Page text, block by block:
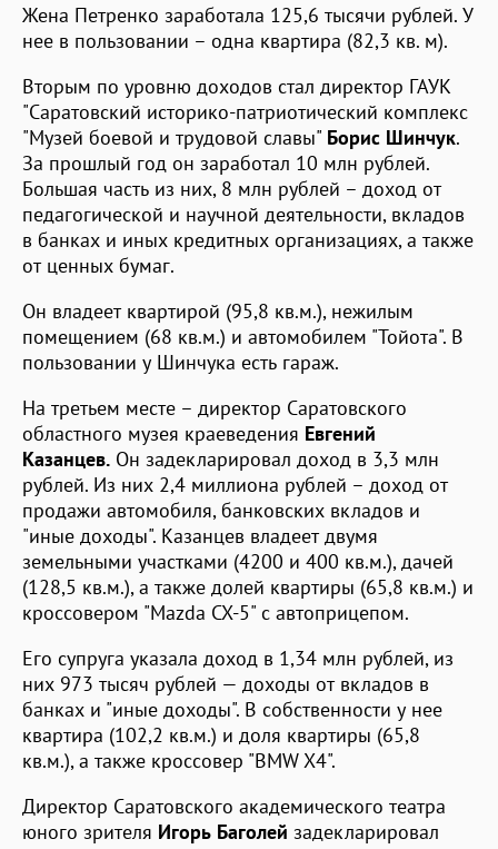
Жена Петренко заработала 125,6 тысячи рублей. У
нее в пользовании – одна квартира (82,3 кв. м).
Вторым по уровню доходов стал директор ГАУК
"Саратовский историко-патриотический комплекс
"Музей боевой и трудовой славы" Борис Шинчук.
За прошлый год он заработал 10 млн рублей.
Большая часть из них, 8 млн рублей – доход от
педагогической и научной деятельности, вкладов
в банках и иных кредитных организациях, а также
от ценных бумаг.
Он владеет квартирой (95,8 кв.м.), нежилым
помещением (68 кв.м.) и автомобилем "Тойота". В
пользовании у Шинчука есть гараж.
На третьем месте – директор Саратовского
областного музея краеведения Евгений
Казанцев. Он задекларировал доход в 3,3 млн
рублей. Из них 2,4 миллиона рублей – доход от
продажи автомобиля, банковских вкладов и
"иные доходы". Казанцев владеет двумя
земельными участками (4200 и 400 кв.м.), дачей
(128,5 кв.м.), а также долей квартиры (65,8 кв.м.) и
кроссовером "Mazda CX-5" с автоприцепом.
Его супруга указала доход в 1,34 млн рублей, из
них 973 тысяч рублей — доходы от вкладов в
банках и "иные доходы". В собственности у нее
квартира (102,2 кв.м.) и доля квартиры (65,8
кв.м.), а также кроссовер "BMW X4".
Директор Саратовского академического театра
юного зрителя Игорь Баголей задекларировал